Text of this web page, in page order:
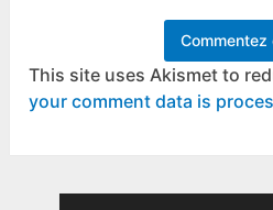
This site uses Akismet to
your comment data is